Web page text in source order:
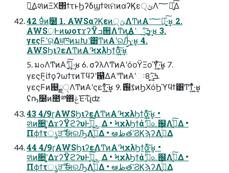
ؔ࿈͢ΔશͯͷΞΧ΢ϯτͱϦʔδϣϯશମͷαʔϏε੍ݶΛ؅ཧ͍ͯ͠Δ
42 9ͭͷ࣭໰ 1. AWSαʔϏεͷ੍ݶΛͲͷΑ͏ʹ؅ཧ͍ͯ͠·͔͢ʁ 2.
AWS্ͰͷωοτϫʔΫߏ੒ΛͲͷΑ͏ʹઃܭ͍ͯ͠·͔͢ʁ 3.
γεςϜʹର͢ΔधཁͷมԽʹ͸ͲͷΑ͏ʹରԠ͍ͯ͠·͔͢ʁ 4.
AWSϦιʔεΛͲͷΑ͏ʹϞχλϦϯά͍ͯ͠·͔͢ʁ
5. มߋΛͲͷΑ͏ʹ࣮ࢪ͍ͯ͠·͔͢ʁ 6. σʔλΛͲͷΑ͏ʹόοΫΞοϓ͍ͯ͠·͔͢ʁ 7.
γεςϜ͕ίϯϙʔωϯτͷΤϥʔʹ଱͑ΔΑ͏ʹͲͷΑ͏ʹઃܭ͍ͯ͠·͔͢ 8.
γεςϜͷ஄ྗੑΛͲͷΑ͏ʹςετ͍ͯ͠·͔͢ʁ 9. ࡂ֐࣌ͷϦΧόϦϓϥϯ͸Ͳ͏ͳ͍ͬͯ·͔͢ʁ
ʢҧ͏࣭໰ͷ಺༰΋ݟͯΈ·͠ΐ͏ɻʣ
43 4/9ɽAWSϦιʔεΛͲͷΑ͏ʹϞχλϦϯά͍ͯ͠·͔͢ʁ •
શͯͷ૚ʹ͓͚ΔϫʔΫϩʔυͰ؂ࢹ͍ͯ͠Δ • ϞχλϦϯάʹج͍ͮͨ௨஌Λ࣮ࢪ͍ͯ͠Δ •
Πϕϯτൃੜ࣌ʹࣗಈରԠΛ࣮ߦ͍ͯ͠Δ • ఆظతʹϨϏϡʔΛߦ͍ͬͯΔ
44 4/9ɽAWSϦιʔεΛͲͷΑ͏ʹϞχλϦϯά͍ͯ͠·͔͢ʁ •
શͯͷ૚ʹ͓͚ΔϫʔΫϩʔυͰ؂ࢹ͍ͯ͠Δ • ϞχλϦϯάʹج͍ͮͨ௨஌Λ࣮ࢪ͍ͯ͠Δ •
Πϕϯτൃੜ࣌ʹࣗಈରԠΛ࣮ߦ͍ͯ͠Δ • ఆظతʹϨϏϡʔΛߦ͍ͬͯΔ